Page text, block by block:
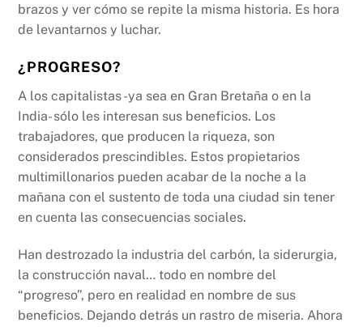
brazos y ver cómo se repite la misma historia. Es hora
de levantarnos y luchar.
¿PROGRESO?
A los capitalistas -ya sea en Gran Bretaña o en la
India- sólo les interesan sus beneficios. Los
trabajadores, que producen la riqueza, son
considerados prescindibles. Estos propietarios
multimillonarios pueden acabar de la noche a la
mañana con el sustento de toda una ciudad sin tener
en cuenta las consecuencias sociales.
Han destrozado la industria del carbón, la siderurgia,
la construcción naval… todo en nombre del
“progreso”, pero en realidad en nombre de sus
beneficios. Dejando detrás un rastro de miseria. Ahora